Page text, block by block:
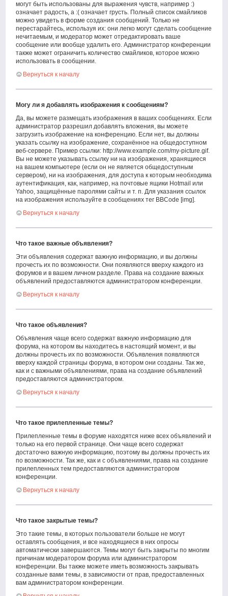
могут быть использованы для выражения чувств, например :)
означает радость, а :( означает грусть. Полный список смайликов
можно увидеть в форме создания сообщений. Только не
перестарайтесь, используя их: они легко могут сделать сообщение
нечитаемым, и модератор может отредактировать ваше
сообщение или вообще удалить его. Администратор конференции
также может ограничить количество смайликов, которое можно
использовать в сообщении.
Вернуться к началу
Могу ли я добавлять изображения к сообщениям?
Да, вы можете размещать изображения в ваших сообщениях. Если
администратор разрешил добавлять вложения, вы можете
загрузить изображение на конференцию. Если нет, вы должны
указать ссылку на изображение, сохранённое на общедоступном
веб-сервере. Пример ссылки: http://www.example.com/my-picture.gif.
Вы не можете указывать ссылку ни на изображения, хранящиеся
на вашем компьютере (если он не является общедоступным
сервером), ни на изображения, для доступа к которым необходима
аутентификация, как, например, на почтовые ящики Hotmail или
Yahoo, защищённые паролями сайты и т. п. Для указания ссылок
на изображения используйте в сообщениях тег BBCode [img].
Вернуться к началу
Что такое важные объявления?
Эти объявления содержат важную информацию, и вы должны
прочесть их по возможности. Они появляются вверху каждого из
форумов и в вашем личном разделе. Права на создание важных
объявлений предоставляются администратором конференции.
Вернуться к началу
Что такое объявления?
Объявления чаще всего содержат важную информацию для
форума, на котором вы находитесь в настоящий момент, и вы
должны прочесть их по возможности. Объявления появляются
вверху каждой страницы форума, в котором они созданы. Так же,
как и с важными объявлениями, права на создание объявлений
предоставляются администратором.
Вернуться к началу
Что такое прилепленные темы?
Прилепленные темы в форуме находятся ниже всех объявлений и
только на его первой странице. Они чаще всего содержат
достаточно важную информацию, поэтому вы должны прочесть их
по возможности. Так же, как и с объявлениями, права на создание
прилепленных тем предоставляются администратором
конференции.
Вернуться к началу
Что такое закрытые темы?
Это такие темы, в которых пользователи больше не могут
оставлять сообщения, и все находящиеся в них опросы
автоматически завершаются. Темы могут быть закрыты по многим
причинам модератором форума или администратором
конференции. Вы также можете иметь возможность закрывать
созданные вами темы, в зависимости от прав, предоставленных
вам администратором конференции.